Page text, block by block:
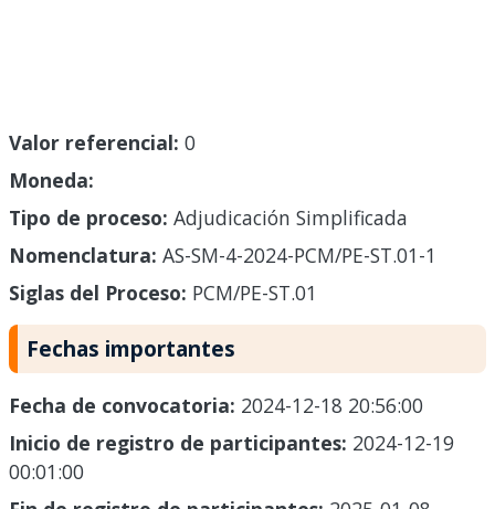
Valor referencial: 0
Moneda:
Tipo de proceso: Adjudicación Simplificada
Nomenclatura: AS-SM-4-2024-PCM/PE-ST.01-1
Siglas del Proceso: PCM/PE-ST.01
Fechas importantes
Fecha de convocatoria: 2024-12-18 20:56:00
Inicio de registro de participantes: 2024-12-19
00:01:00